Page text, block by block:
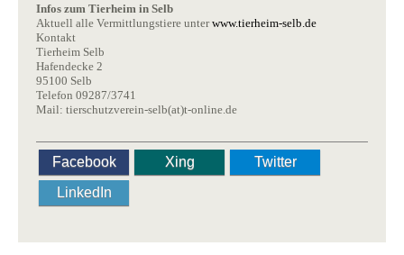
Infos zum Tierheim in Selb
Aktuell alle Vermittlungstiere unterwww.tierheim-selb.de
Kontakt
Tierheim Selb
Hafendecke 2
95100 Selb
Telefon 09287/3741
Mail: tierschutzverein-selb(at)t-online.de
Facebook Xing
Twitter
LinkedIn